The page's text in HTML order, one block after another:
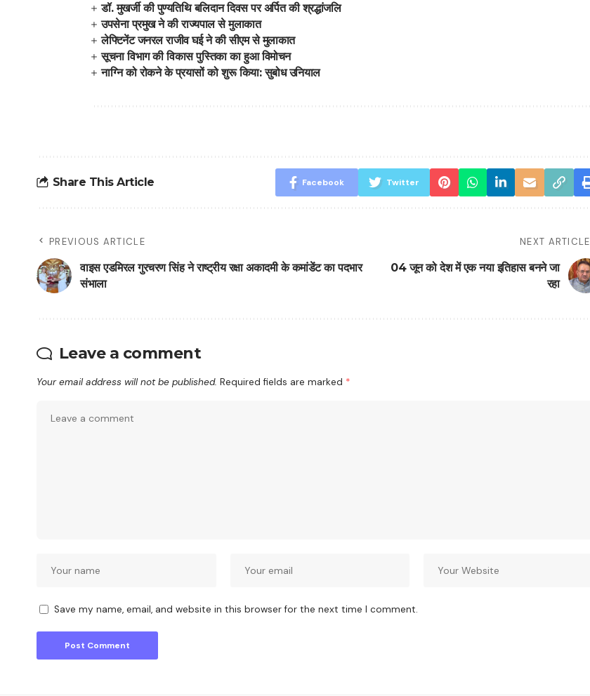
डॉ. मुखर्जी की पुण्यतिथि बलिदान दिवस पर अर्पित की श्रद्धांजलि
उपसेना प्रमुख ने की राज्यपाल से मुलाकात
लेफ्टिनेंट जनरल राजीव घई ने की सीएम से मुलाकात
सूचना विभाग की विकास पुस्तिका का हुआ विमोचन
नाग्नि को रोकने के प्रयासों को शुरू किया: सुबोध उनियाल
Share This Article Facebook Twitter
PREVIOUS ARTICLE
वाइस एडमिरल गुरचरण सिंह ने राष्ट्रीय रक्षा अकादमी के कमांडेंट का पदभार
संभाला
NEXT ARTICLE
04 जून को देश में एक नया इतिहास बनने जा
रहा
Leave a comment
Your email address will not be published. Required fields are marked *
Save my name, email, and website in this browser for the next time I comment.